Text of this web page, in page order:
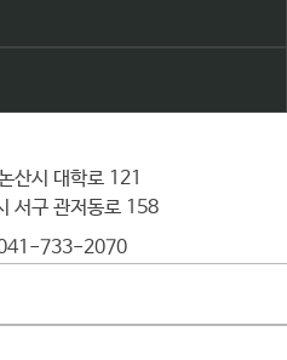
산시 대학로 121
서구 관저동로 158
041-733-2070